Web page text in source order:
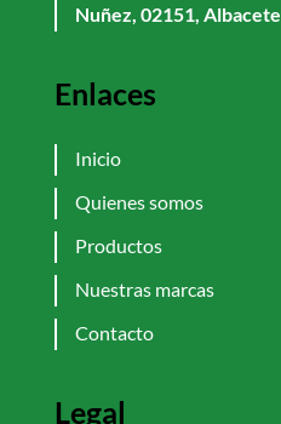
Nuñez, 02151, Albacete
Enlaces
Inicio
Quienes somos
Productos
Nuestras marcas
Contacto
Legal